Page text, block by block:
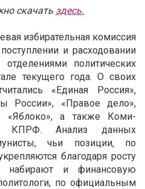
скачать здесь.
избирательная комиссия
и расходовании
политических
текущего года. О своих
«Единая Россия»,
России», «Правое дело»,
«Яблоко», а также Коми-
КПРФ. Анализ данных
чьи позиции, по
благодаря росту
набирают и финансовую
по официальным